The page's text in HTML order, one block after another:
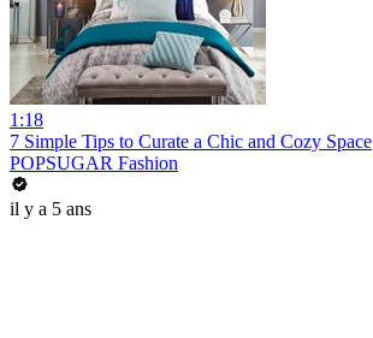
1:18
7 Simple Tips to Curate a Chic and Cozy Space
POPSUGAR Fashion
il y a 5 ans